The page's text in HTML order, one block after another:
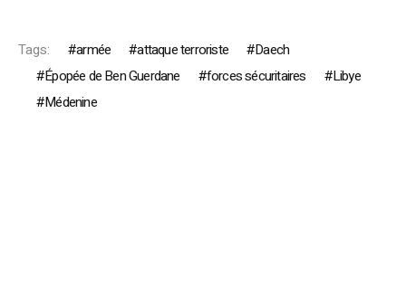
Tags: armée attaque terroriste
Daech
Épopée de Ben Guerdane
forces sécuritaires
Libye
Médenine